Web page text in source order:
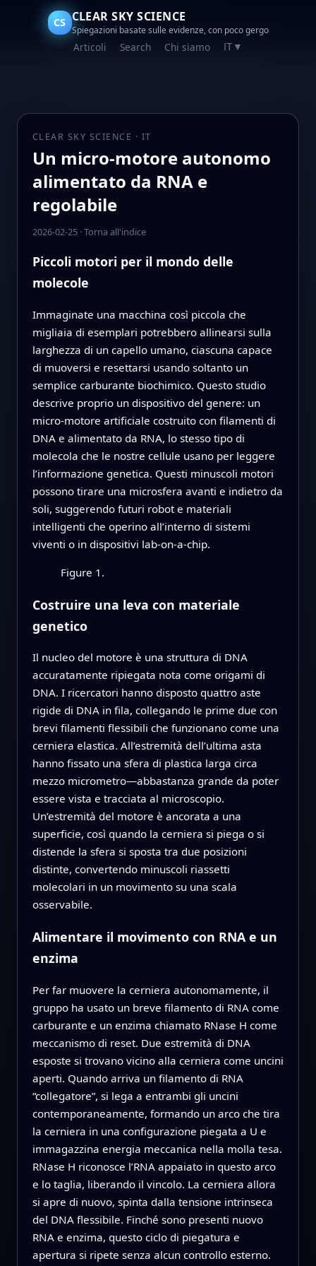
CS CLEAR SKY SCIENCE
Spiegazioni basate sulle evidenze, con poco gergo
Articoli Search Chi siamo IT ▼
CLEAR SKY SCIENCE · IT
Un micro-motore autonomo
alimentato da RNA e
regolabile
2026-02-25·Torna all'indice
Piccoli motori per il mondo delle
molecole
Immaginate una macchina così piccola che
migliaia di esemplari potrebbero allinearsi sulla
larghezza di un capello umano, ciascuna capace
di muoversi e resettarsi usando soltanto un
semplice carburante biochimico. Questo studio
descrive proprio un dispositivo del genere: un
micro‑motore artificiale costruito con filamenti di
DNA e alimentato da RNA, lo stesso tipo di
molecola che le nostre cellule usano per leggere
l’informazione genetica. Questi minuscoli motori
possono tirare una microsfera avanti e indietro da
soli, suggerendo futuri robot e materiali
intelligenti che operino all’interno di sistemi
viventi o in dispositivi lab‑on‑a‑chip.
Figure 1.
Costruire una leva con materiale
genetico
Il nucleo del motore è una struttura di DNA
accuratamente ripiegata nota come origami di
DNA. I ricercatori hanno disposto quattro aste
rigide di DNA in fila, collegando le prime due con
brevi filamenti flessibili che funzionano come una
cerniera elastica. All’estremità dell’ultima asta
hanno fissato una sfera di plastica larga circa
mezzo micrometro—abbastanza grande da poter
essere vista e tracciata al microscopio.
Un’estremità del motore è ancorata a una
superficie, così quando la cerniera si piega o si
distende la sfera si sposta tra due posizioni
distinte, convertendo minuscoli riassetti
molecolari in un movimento su una scala
osservabile.
Alimentare il movimento con RNA e un
enzima
Per far muovere la cerniera autonomamente, il
gruppo ha usato un breve filamento di RNA come
carburante e un enzima chiamato RNase H come
meccanismo di reset. Due estremità di DNA
esposte si trovano vicino alla cerniera come uncini
aperti. Quando arriva un filamento di RNA
“collegatore”, si lega a entrambi gli uncini
contemporaneamente, formando un arco che tira
la cerniera in una configurazione piegata a U e
immagazzina energia meccanica nella molla tesa.
RNase H riconosce l’RNA appaiato in questo arco
e lo taglia, liberando il vincolo. La cerniera allora
si apre di nuovo, spinta dalla tensione intrinseca
del DNA flessibile. Finché sono presenti nuovo
RNA e enzima, questo ciclo di piegatura e
apertura si ripete senza alcun controllo esterno.